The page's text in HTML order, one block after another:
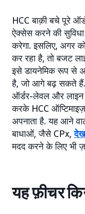
HCC बाक़ी बचे पूरे
ऐक्सेस करने की
करेगा. इसलिए, अगर
कर रहा है, तो बजट
इसे डायनेमिक रूप से
है, जो आगे बढ़ सकते
ऑर्डर-लेवल और लाइन
करके HCC ऑप्टिमाइज़
अपनाता है. यह आने
बाधाओं, जैसे CPx,
मदद करने के लिए भी
यह फ़ीचर